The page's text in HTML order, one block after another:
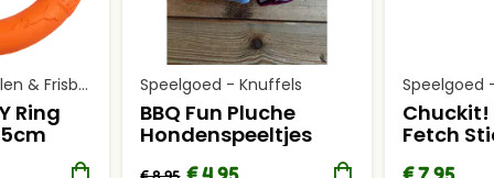
Speelgoed - Ballen & Frisbees
Fetch
Chuckit! - Air Fetch
Ball 2Pack M
Chuckit!